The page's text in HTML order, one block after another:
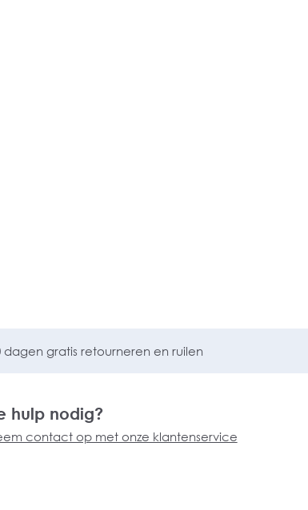
dagen gratis retourneren en ruilen
hulp nodig?
contact op met onze klantenservice